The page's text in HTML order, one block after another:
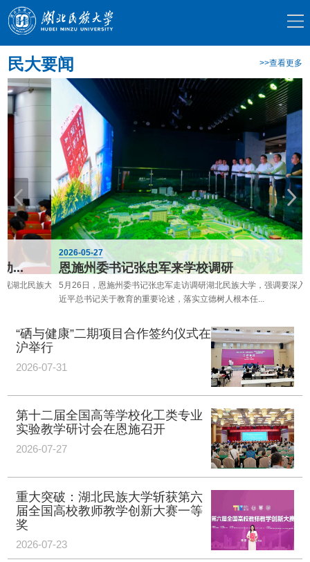
民大要闻 >>查看更多
2026-05-27
恩施州委书记张忠军来学校调研
5月26日，恩施州委书记张忠军走访调研湖北民族大学，强调要深入学习贯彻习
近平总书记关于教育的重要论述，落实立德树人根本任...
“硒与健康”二期项目合作签约仪式在
沪举行
2026-07-31
第十二届全国高等学校化工类专业
实验教学研讨会在恩施召开
2026-07-27
重大突破：湖北民族大学斩获第六
届全国高校教师教学创新大赛一等
奖
2026-07-23